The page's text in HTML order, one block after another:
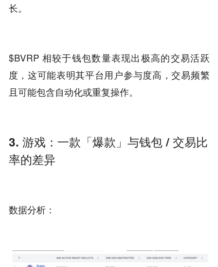
长。
$BVRP 相较于钱包数量表现出极高的交易活跃
度，这可能表明其平台用户参与度高，交易频繁
且可能包含自动化或重复操作。
3. 游戏：一款「爆款」与钱包 / 交易比
率的差异
数据分析：